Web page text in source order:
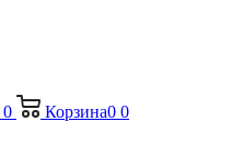
0 Корзина0 0